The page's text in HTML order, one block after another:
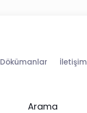
Dökümanlar İletişim
Arama